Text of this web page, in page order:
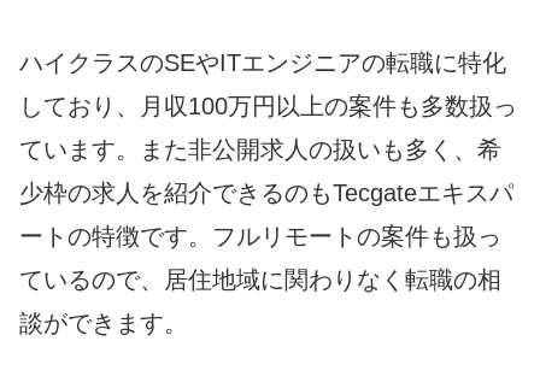
ハイクラスのSEやITエンジニアの転職に特化
しており、月収100万円以上の案件も多数扱っ
ています。また非公開求人の扱いも多く、希
少枠の求人を紹介できるのもTecgateエキスパ
ートの特徴です。フルリモートの案件も扱っ
ているので、居住地域に関わりなく転職の相
談ができます。